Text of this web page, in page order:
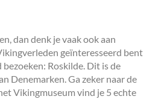
dan denk je vaak ook aan
geïnteresseerd bent
bezoeken: Roskilde. Dit is de
Denemarken. Ga zeker naar de
Vikingmuseum vind je 5 echte